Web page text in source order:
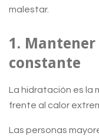
malestar.
1.
constante
La hidratación es la
frente al calor
Las personas